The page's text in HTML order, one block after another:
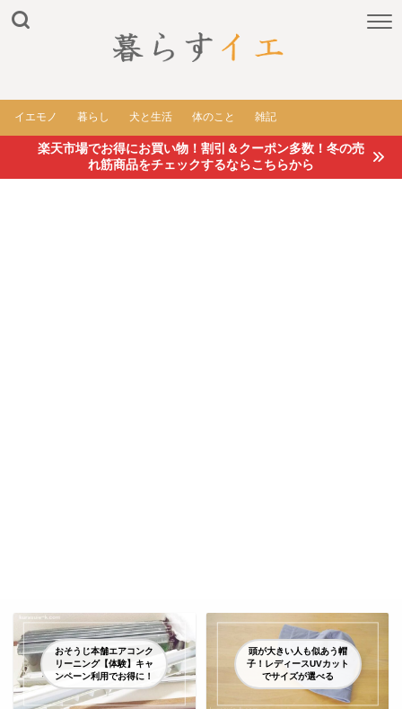
イエモノ 暮らし 犬と生活 体のこと 雑記
楽天市場でお得にお買い物！割引＆クーポン多数！冬の売
れ筋商品をチェックするならこちらから
おそうじ本舗エアコンク
リーニング【体験】キャ
ンペーン利用でお得に！
頭が大きい人も似あう帽
子！レディースUVカット
でサイズが選べる